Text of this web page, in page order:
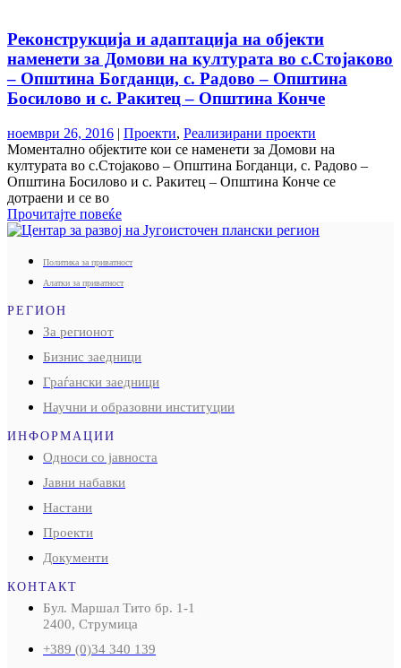
Реконструкција и адаптација на објекти
наменети за Домови на културата во с.Стојаково
– Општина Богданци, с. Радово – Општина
Босилово и с. Ракитец – Општина Конче
ноември 26, 2016 | Проекти, Реализирани проекти
Моментално објектите кои се наменети за Домови на
културата во с.Стојаково – Општина Богданци, с. Радово –
Општина Босилово и с. Ракитец – Општина Конче се
дотраени и се во
Прочитајте повеќе
Политика за приватност
Алатки за приватност
РЕГИОН
За регионот
Бизнис заедници
Граѓански заедници
Научни и образовни институции
ИНФОРМАЦИИ
Односи со јавноста
Јавни набавки
Настани
Проекти
Документи
КОНТАКТ
Бул. Маршал Тито бр. 1-1
2400, Струмица
+389 (0)34 340 139